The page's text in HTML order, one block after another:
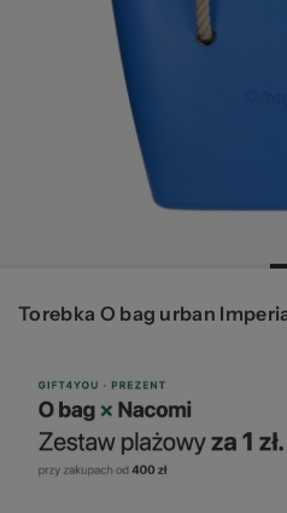
Torebka O bag urban